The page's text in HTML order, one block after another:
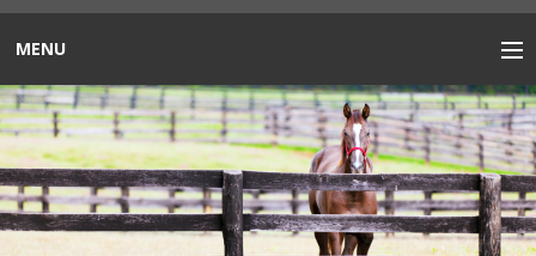
MENU
TIL HESTEN
HUND
KÆPHEST M.M
SIKKERHED